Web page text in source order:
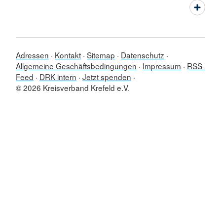
Adressen Kontakt Sitemap
Datenschutz
Allgemeine Geschäftsbedingungen
Impressum
RSS-
Feed
DRK intern Jetzt spenden
© 2026 Kreisverband Krefeld e.V.